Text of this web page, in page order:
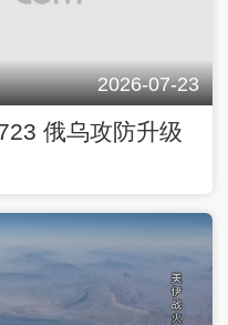
2026-07-23
俄乌攻防升级